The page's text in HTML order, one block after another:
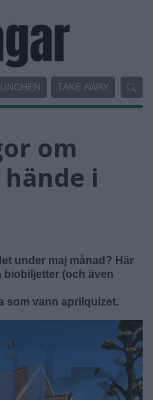
TAKE AWAY
om
i
under maj månad? Här
biobiljetter (och även
som vann aprilquizet.